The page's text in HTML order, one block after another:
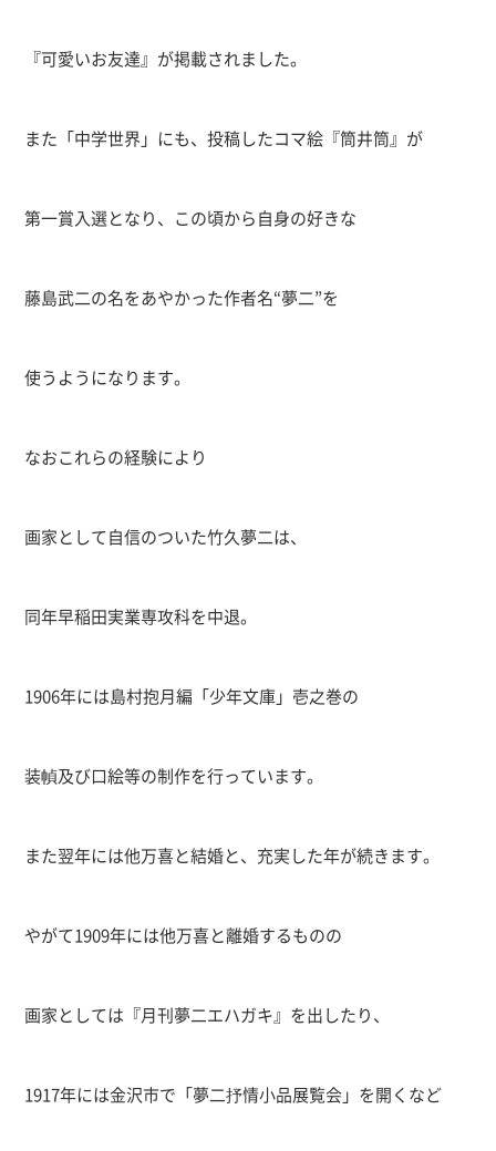
『可愛いお友達』が掲載されました。
また「中学世界」にも、投稿したコマ絵『筒井筒』が
第一賞入選となり、この頃から自身の好きな
藤島武二の名をあやかった作者名“夢二”を
使うようになります。
なおこれらの経験により
画家として自信のついた竹久夢二は、
同年早稲田実業専攻科を中退。
1906年には島村抱月編「少年文庫」壱之巻の
装幀及び口絵等の制作を行っています。
また翌年には他万喜と結婚と、充実した年が続きます。
やがて1909年には他万喜と離婚するものの
画家としては『月刊夢二エハガキ』を出したり、
1917年には金沢市で「夢二抒情小品展覧会」を開くなど